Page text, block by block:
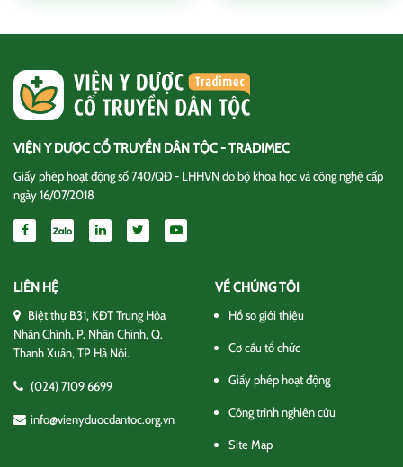
VIỆN Y DƯỢC CỔ TRUYỀN DÂN TỘC - TRADIMEC
Giấy phép hoạt động số 740/QĐ - LHHVN do bộ khoa học và công nghệ cấp
ngày 16/07/2018
LIÊN HỆ
Biệt thự B31, KĐT Trung Hòa
Nhân Chính, P. Nhân Chính, Q.
Thanh Xuân, TP Hà Nội.
(024) 7109 6699
info@vienyduocdantoc.org.vn
VỀ CHÚNG TÔI
Hồ sơ giới thiệu
Cơ cấu tổ chức
Giấy phép hoạt động
Công trình nghiên cứu
Site Map